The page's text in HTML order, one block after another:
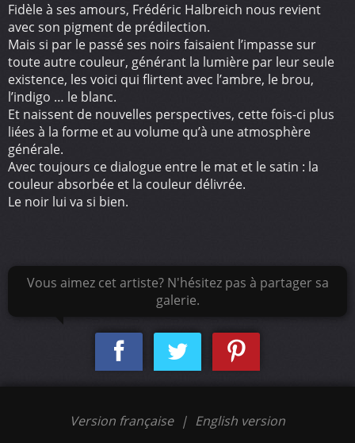
Fidèle à ses amours, Frédéric Halbreich nous revient
avec son pigment de prédilection.
Mais si par le passé ses noirs faisaient l’impasse sur
toute autre couleur, générant la lumière par leur seule
existence, les voici qui flirtent avec l’ambre, le brou,
l’indigo … le blanc.
Et naissent de nouvelles perspectives, cette fois-ci plus
liées à la forme et au volume qu’à une atmosphère
générale.
Avec toujours ce dialogue entre le mat et le satin : la
couleur absorbée et la couleur délivrée.
Le noir lui va si bien.
Vous aimez cet artiste? N'hésitez pas à partager sa
galerie.
Version française | English version